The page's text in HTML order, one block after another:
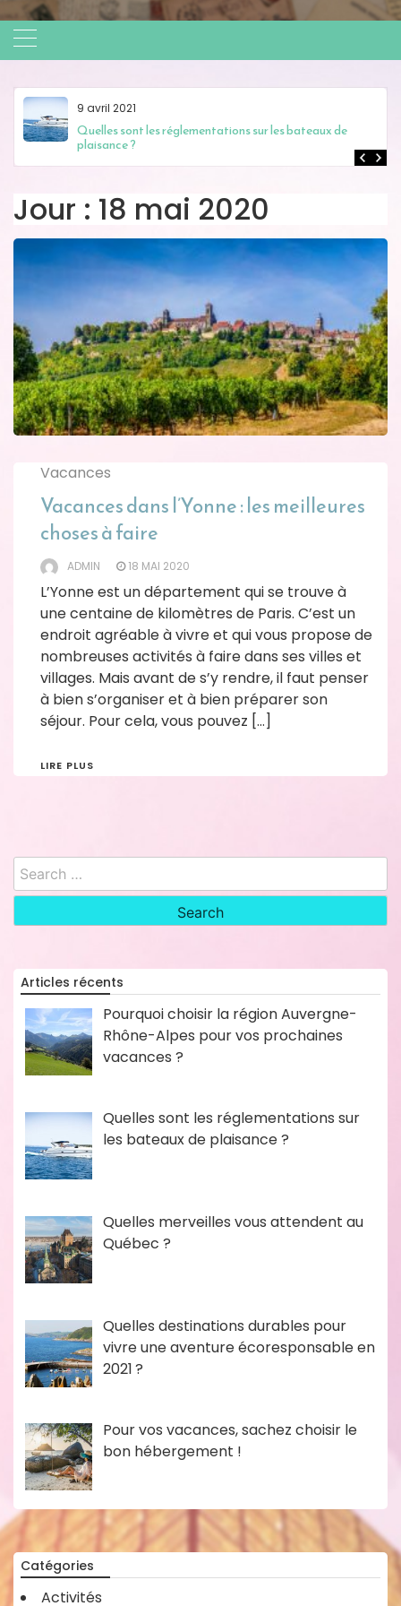
9 avril 2021
Quelles sont les réglementations sur les bateaux de
plaisance ?
Jour : 18 mai 2020
Vacances
Vacances dans l’Yonne : les meilleures
choses à faire
ADMIN 18 MAI 2020
L’Yonne est un département qui se trouve à
une centaine de kilomètres de Paris. C’est un
endroit agréable à vivre et qui vous propose de
nombreuses activités à faire dans ses villes et
villages. Mais avant de s’y rendre, il faut penser
à bien s’organiser et à bien préparer son
séjour. Pour cela, vous pouvez […]
LIRE PLUS
Search
for:
Articles récents
Pourquoi choisir la région Auvergne-
Rhône-Alpes pour vos prochaines
vacances ?
Quelles sont les réglementations sur
les bateaux de plaisance ?
Quelles merveilles vous attendent au
Québec ?
Quelles destinations durables pour
vivre une aventure écoresponsable en
2021 ?
Pour vos vacances, sachez choisir le
bon hébergement !
Catégories
Activités